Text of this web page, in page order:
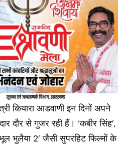
कियारा आडवाणी इन दिनों अपने
दौर से गुजर रही हैं। ‘कबीर सिंह’,
भुलैया 2’ जैसी सुपरहिट फिल्मों के